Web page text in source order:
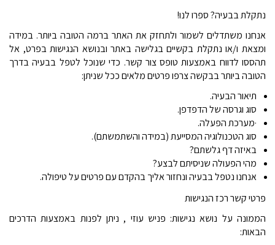
נתקלת בבעיה?ספרו לנו!
אנחנו משתדלים לשמור ולתחזק את האתר ברמה הטובה ביותר. במידה
ומצאת ו/או נתקלת בקשיים בגלישה באתר ובנושא הנגישות בפרט, אל
תהססו לדווח באמצעות טופס צור קשר. כדי שנוכל לטפל בבעיה בדרך
הטובה ביותר בבקשה צרפופרטים מלאים ככל שניתן:
תיאור הבעיה.
סוג וגרסה של הדפדפן.
·מערכת הפעלה.
סוג הטכנולוגיה המסייעת(במידה והשתמשתם.(
באיזה דף גלשתם?
מהי הפעולה שניסיתם לבצע?
אנחנו נטפל בבעיה ונחזור אליך בהקדם עם פרטים על טיפולה.
פרטי קשר רכז הנגישות
הממונה על נושא נגישות: פניש עוזי , ניתן לפנות באמצעות הדרכים
הבאות: